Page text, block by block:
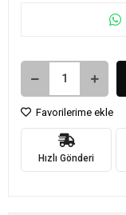
Favorilerime ekle
Hızlı Gönderi